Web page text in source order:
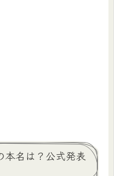
本名は？公式発表